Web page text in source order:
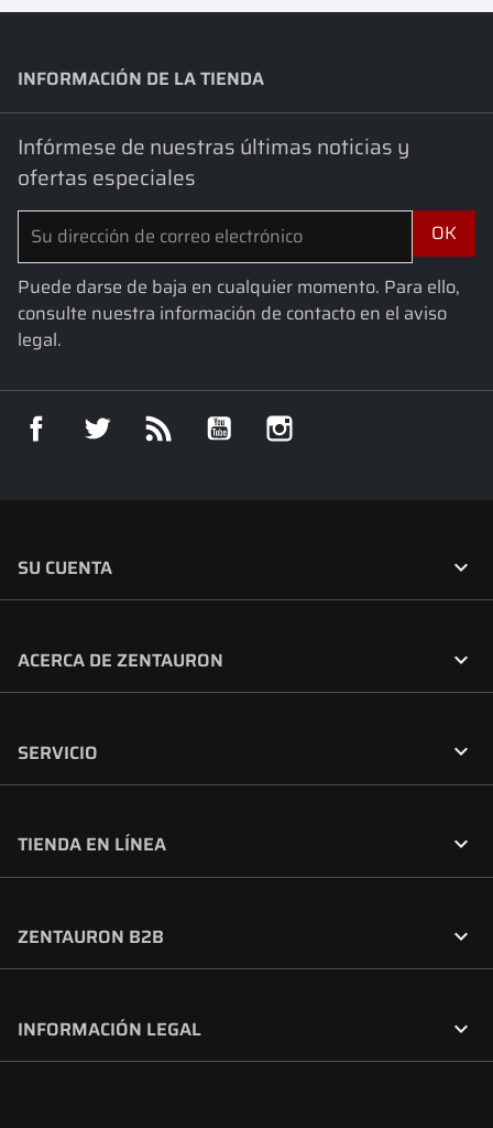
INFORMACIÓN DE LA TIENDA
Infórmese de nuestras últimas noticias y
ofertas especiales
Puede darse de baja en cualquier momento. Para ello,
consulte nuestra información de contacto en el aviso
legal.
Facebook Twitter YouTube
SU CUENTA 
ACERCA DE ZENTAURON 
SERVICIO 
TIENDA EN LÍNEA 
ZENTAURON B2B 
INFORMACIÓN LEGAL 